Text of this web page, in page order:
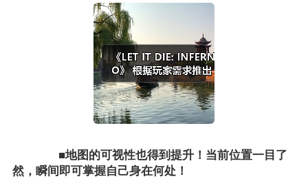
■地图的可视性也得到提升！当前位置一目了
然，瞬间即可掌握自己身在何处！